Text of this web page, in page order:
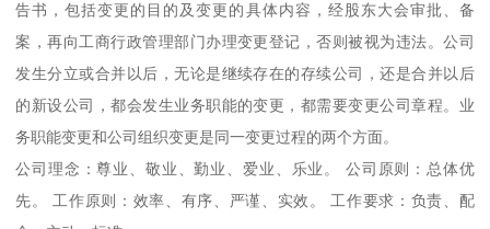
告书，包括变更的目的及变更的具体内容，经股东大会审批、备
案，再向工商行政管理部门办理变更登记，否则被视为违法。公司
发生分立或合并以后，无论是继续存在的存续公司，还是合并以后
的新设公司，都会发生业务职能的变更，都需要变更公司章程。业
务职能变更和公司组织变更是同一变更过程的两个方面。
公司理念：尊业、敬业、勤业、爱业、乐业。 公司原则：总体优
先。 工作原则：效率、有序、严谨、实效。 工作要求：负责、配